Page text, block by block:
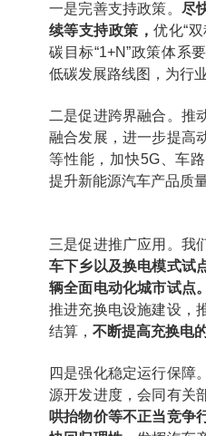
一是完善支持政策。 尽
续等支持政策，优化“
碳目标“1+N”政策体系
低碳发展路线图，为行
二是促进跨界融合。推
融合发展，进一步提高
等性能，加快5G、车
提升新能源汽车产品质
三是促进推广应用。我
车下乡以及换电模式试
辆全面电动化城市试点
推进充换电设施建设，
结算， 不断提高充换电
四是强化稳定运行保障
源开发进度，会同有关
哄抬物价等不正当竞争